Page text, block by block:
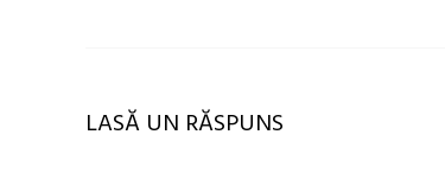
LASĂ UN RĂSPUNS